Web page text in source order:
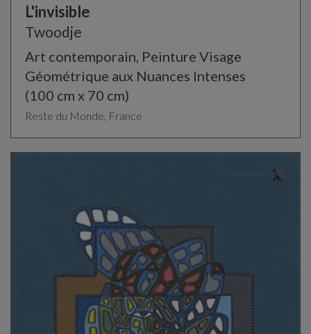
L'invisible
Twoodje
Art contemporain, Peinture Visage
Géométrique aux Nuances Intenses
(100 cm x 70 cm)
Reste du Monde, France